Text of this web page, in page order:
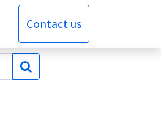
Contact us